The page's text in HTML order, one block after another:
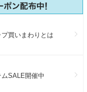
買いまわりとは
SALE開催中